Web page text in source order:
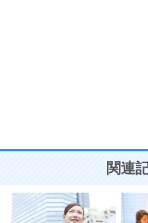
ことが大切。
関連